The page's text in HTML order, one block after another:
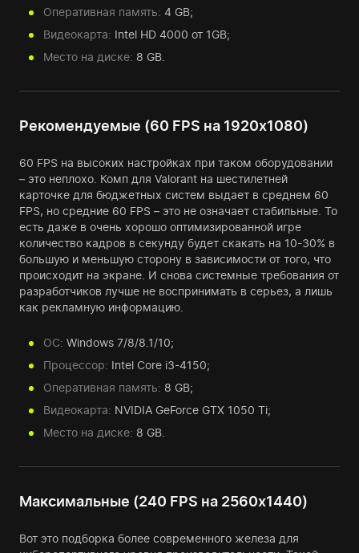
Оперативная память: 4 GB;
Видеокарта: Intel HD 4000 от 1GB;
Место на диске: 8 GB.
Рекомендуемые (60 FPS на 1920x1080)
60 FPS на высоких настройках при таком оборудовании
– это неплохо. Комп для Valorant на шестилетней
карточке для бюджетных систем выдает в среднем 60
FPS, но средние 60 FPS – это не означает стабильные. То
есть даже в очень хорошо оптимизированной игре
количество кадров в секунду будет скакать на 10-30% в
большую и меньшую сторону в зависимости от того, что
происходит на экране. И снова системные требования от
разработчиков лучше не воспринимать в серьез, а лишь
как рекламную информацию.
ОС: Windows 7/8/8.1/10;
Процессор: Intel Core i3-4150;
Оперативная память: 8 GB;
Видеокарта: NVIDIA GeForce GTX 1050 Ti;
Место на диске: 8 GB.
Максимальные (240 FPS на 2560х1440)
Вот это подборка более современного железа для